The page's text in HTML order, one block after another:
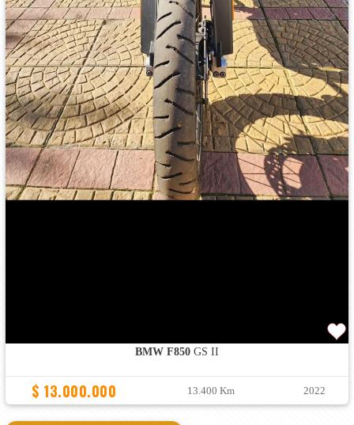
BMW F850GS II
$ 13.000.000 13.400 Km 2022